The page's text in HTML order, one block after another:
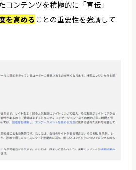
コンテンツを積極的に「宣伝」
を高めることの重要性を強調して